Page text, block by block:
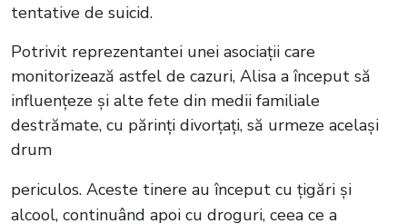
tentative de suicid.
Potrivit reprezentantei unei asociații care
monitorizează astfel de cazuri, Alisa a început să
influențeze și alte fete din medii familiale
destrămate, cu părinți divorțați, să urmeze același
drum
periculos. Aceste tinere au început cu țigări și
alcool, continuând apoi cu droguri, ceea ce a